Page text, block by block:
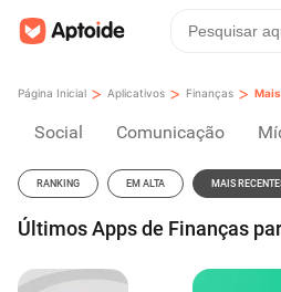
Página Inicial > Aplicativos > Finanças >
Social Comunicação
RANKING EM ALTA MAIS
Últimos Apps de Finanças